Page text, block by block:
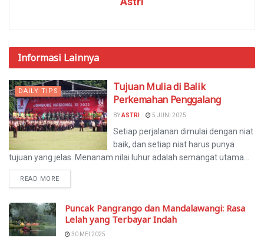
Informasi Lainnya
DAILY TIPS
Tujuan Mulia di Balik
Perkemahan Penggalang
BYASTRI 5 JUNI 2025
Setiap perjalanan dimulai dengan niat
baik, dan setiap niat harus punya
tujuan yang jelas. Menanam nilai luhur adalah semangat utama...
READ MORE
Puncak Pangrango dan Mandalawangi: Rasa
Lelah yang Terbayar Indah
30 MEI 2025